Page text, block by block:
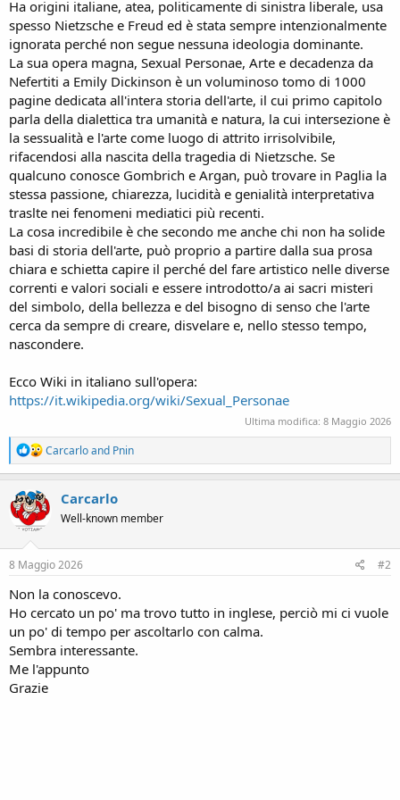
Ha origini italiane, atea, politicamente di sinistra liberale, usa
spesso Nietzsche e Freud ed è stata sempre intenzionalmente
ignorata perché non segue nessuna ideologia dominante.
La sua opera magna, Sexual Personae, Arte e decadenza da
Nefertiti a Emily Dickinson è un voluminoso tomo di 1000
pagine dedicata all'intera storia dell'arte, il cui primo capitolo
parla della dialettica tra umanità e natura, la cui intersezione è
la sessualità e l'arte come luogo di attrito irrisolvibile,
rifacendosi alla nascita della tragedia di Nietzsche. Se
qualcuno conosce Gombrich e Argan, può trovare in Paglia la
stessa passione, chiarezza, lucidità e genialità interpretativa
traslte nei fenomeni mediatici più recenti.
La cosa incredibile è che secondo me anche chi non ha solide
basi di storia dell'arte, può proprio a partire dalla sua prosa
chiara e schietta capire il perché del fare artistico nelle diverse
correnti e valori sociali e essere introdotto/a ai sacri misteri
del simbolo, della bellezza e del bisogno di senso che l'arte
cerca da sempre di creare, disvelare e, nello stesso tempo,
nascondere.
Ecco Wiki in italiano sull'opera:
https://it.wikipedia.org/wiki/Sexual_Personae
Ultima modifica: 8 Maggio 2026
R
e
a
t
i
n
s
Carcarloand Pnin
Carcarlo
Well-known member
8 Maggio 2026 #2
Non la conoscevo.
Ho cercato un po' ma trovo tutto in inglese, perciò mi ci vuole
un po' di tempo per ascoltarlo con calma.
Sembra interessante.
Me l'appunto
Grazie